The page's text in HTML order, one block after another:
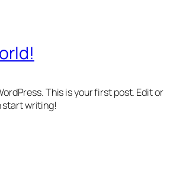
This is your first post. Edit or
start writing!